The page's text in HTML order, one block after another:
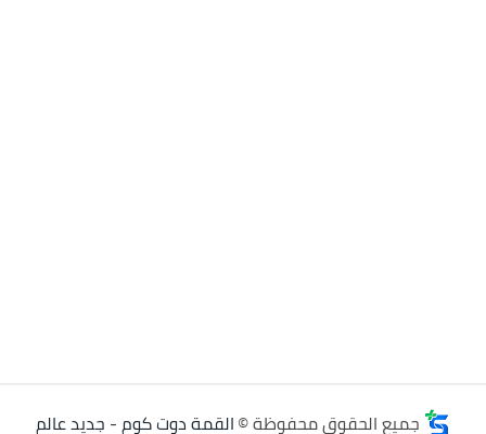
جميع الحقوق محفوظة ©القمة دوت كوم - جديد عالم